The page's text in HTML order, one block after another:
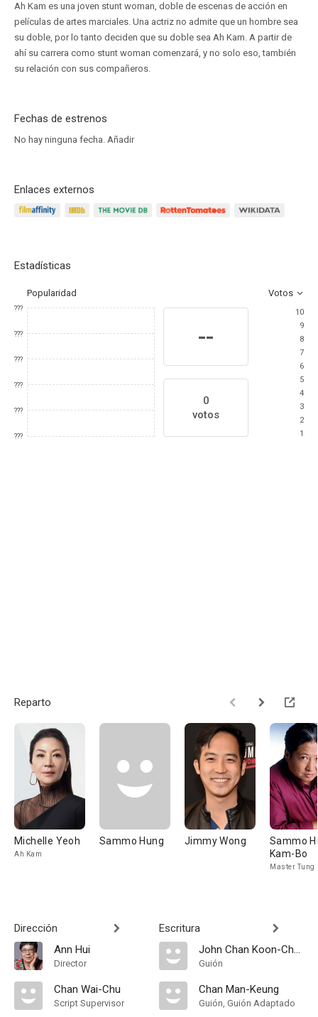
Ah Kam es una joven stunt woman, doble de escenas de acción en
películas de artes marciales. Una actriz no admite que un hombre sea
su doble, por lo tanto deciden que su doble sea Ah Kam. A partir de
ahí su carrera como stunt woman comenzará, y no solo eso, también
su relación con sus compañeros.
Fechas de estrenos
No hay ninguna fecha. Añadir
Enlaces externos
Estadísticas
Popularidad Votos
???
???
???
???
???
???
--
0
votos
10
9
8
7
6
5
4
3
2
1
Reparto
Michelle Yeoh
Ah Kam
Sammo Hung Jimmy Wong
Sammo
Kam-Bo
Master Tung
Dirección
Ann Hui
Director
Chan Wai-Chu
Script Supervisor
Escritura
John Chan Koon-Chung
Guión
Chan Man-Keung
Guión, Guión Adaptado